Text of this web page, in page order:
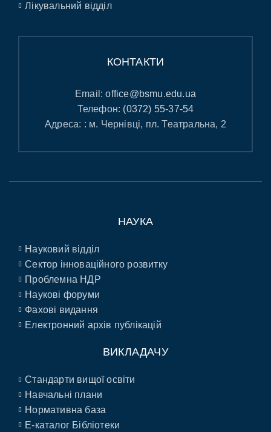
Лікувальний відділ
КОНТАКТИ
Email:office@bsmu.edu.ua
Телефон: (0372) 55-37-54
Адреса: : м. Чернівці, пл. Театральна, 2
НАУКА
Науковий відділ
Сектор інноваційного розвитку
Проблемна НДР
Наукові форуми
Фахові видання
Електронний архів публікацій
ВИКЛАДАЧУ
Стандарти вищої освіти
Навчальні плани
Нормативна база
E-каталог Бібліотеки